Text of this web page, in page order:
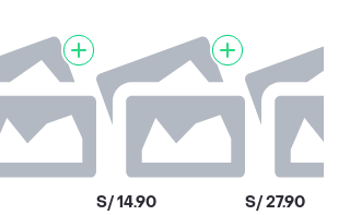
S/ 14.90 S/ 27.90